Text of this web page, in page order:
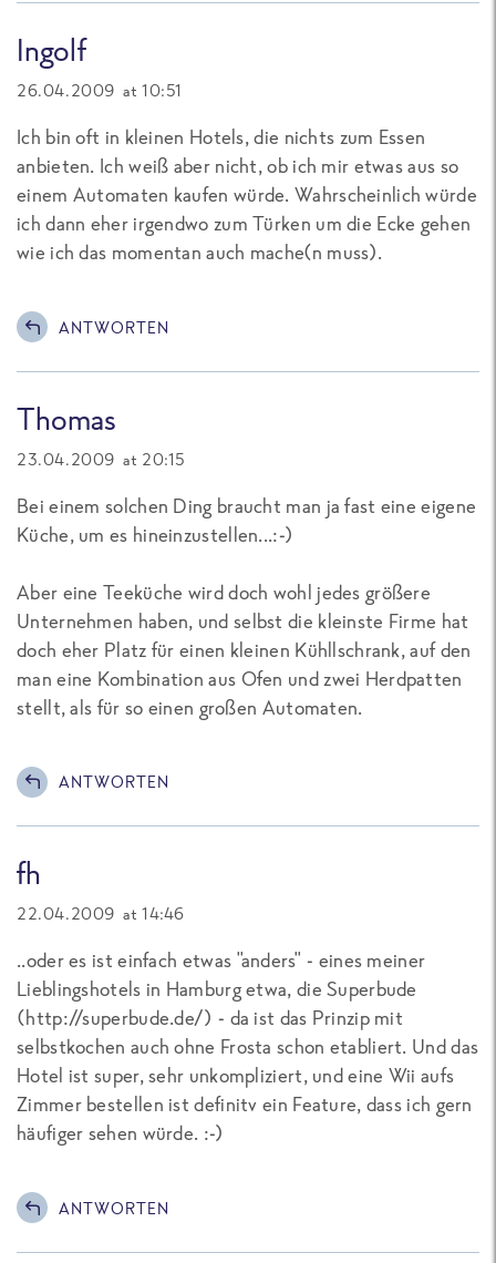
Ingolf
26.04.2009 at 10:51
Ich bin oft in kleinen Hotels, die nichts zum Essen
anbieten. Ich weiß aber nicht, ob ich mir etwas aus so
einem Automaten kaufen würde. Wahrscheinlich würde
ich dann eher irgendwo zum Türken um die Ecke gehen
wie ich das momentan auch mache(n muss).
ANTWORTEN
Thomas
23.04.2009 at 20:15
Bei einem solchen Ding braucht man ja fast eine eigene
Küche, um es hineinzustellen...:-)
Aber eine Teeküche wird doch wohl jedes größere
Unternehmen haben, und selbst die kleinste Firme hat
doch eher Platz für einen kleinen Kühllschrank, auf den
man eine Kombination aus Ofen und zwei Herdpatten
stellt, als für so einen großen Automaten.
ANTWORTEN
fh
22.04.2009 at 14:46
..oder es ist einfach etwas "anders" - eines meiner
Lieblingshotels in Hamburg etwa, die Superbude
(http://superbude.de/) - da ist das Prinzip mit
selbstkochen auch ohne Frosta schon etabliert. Und das
Hotel ist super, sehr unkompliziert, und eine Wii aufs
Zimmer bestellen ist definitv ein Feature, dass ich gern
häufiger sehen würde. :-)
ANTWORTEN